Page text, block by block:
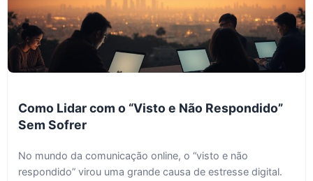
Como Lidar com o “Visto e Não Respondido”
Sem Sofrer
No mundo da comunicação online, o “visto e não
respondido” virou uma grande causa de estresse digital.